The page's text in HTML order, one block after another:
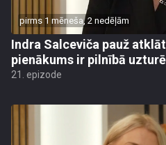
pirms 1 mēneša, 2 nedēļām
Indra Salceviča pauž
pienākums ir pilnībā
21. epizode